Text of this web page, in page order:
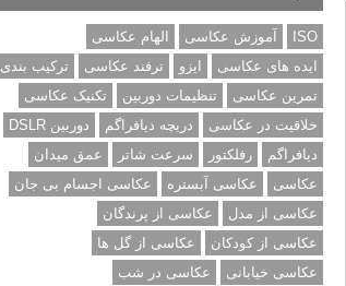
ISO آموزش عکاسی
الهام عکاسی
ایده های عکاسی
ایزو ترفند عکاسی
ترکیب بندی
تمرین عکاسی
تنظیمات دوربین
تکنیک عکاسی
خلاقیت در عکاسی
دریچه دیافراگم
دوربین DSLR
دیافراگم
رفلکتور سرعت شاتر
عمق میدان
عکاسی
عکاسی آبستره
عکاسی اجسام بی جان
عکاسی از مدل
عکاسی از پرندگان
عکاسی از کودکان
عکاسی از گل ها
عکاسی خیابانی
عکاسی در شب